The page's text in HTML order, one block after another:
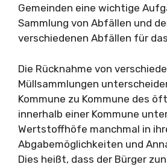
Gemeinden eine wichtige
Sammlung von Abfällen und
verschiedenen Abfällen für
Die Rücknahme von
Müllsammlungen
Kommune zu Kommune des
innerhalb einer Kommune
Wertstoffhöfe manchmal in
Abgabemöglichkeiten und
Dies heißt, dass der Bürger